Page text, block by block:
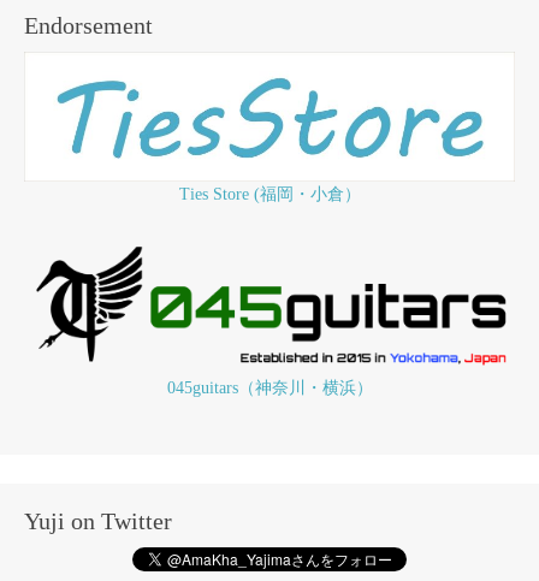
Endorsement
Ties Store (福岡・小倉）
045guitars（神奈川・横浜）
Yuji on Twitter